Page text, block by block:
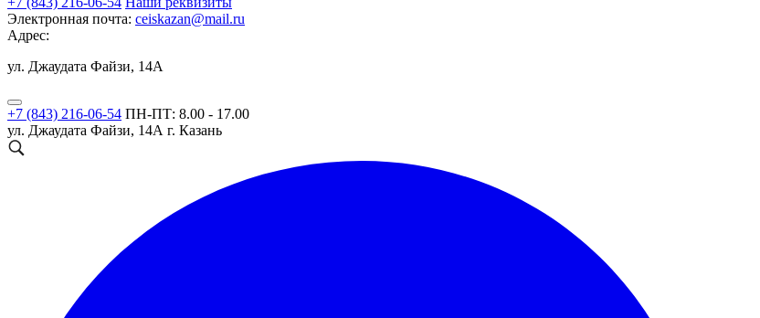
Электронная почта: ceiskazan@mail.ru
Адрес:
ул. Джаудата Файзи, 14А
+7 (843) 216-06-54 ПН-ПТ: 8.00 - 17.00
ул. Джаудата Файзи, 14А г. Казань